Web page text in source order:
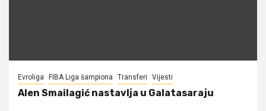
Evroliga FIBA Liga šampiona Transferi Vijesti
Alen Smailagić nastavlja u Galatasaraju